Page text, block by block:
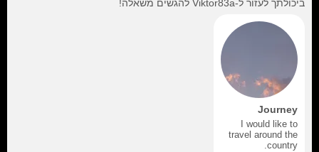
ביכולתך לעזור ל-Viktor83a להגשים משאלה!
Journey
I would like to
travel around the
country.